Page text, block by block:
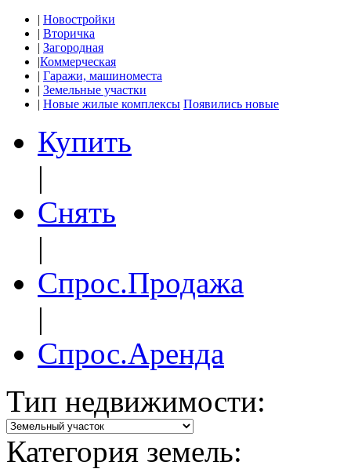
| Новостройки
| Вторичка
| Загородная
|Коммерческая
| Гаражи, машиноместа
| Земельные участки
| Новые жилые комплексы Появились новые
Купить
|
Снять
|
Спрос.Продажа
|
Спрос.Аренда
Тип недвижимости:
Категория земель: